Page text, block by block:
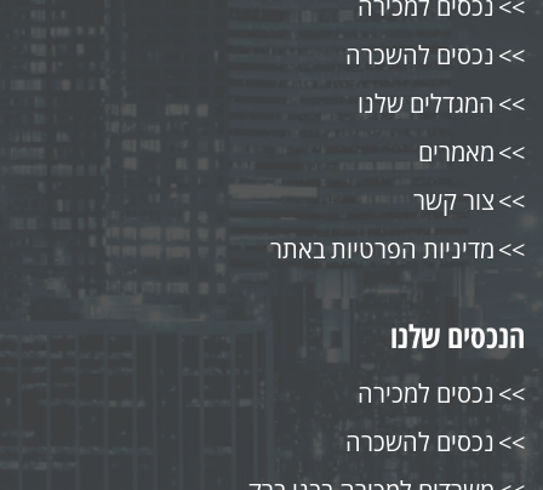
נכסים למכירה
נכסים להשכרה
המגדלים שלנו
מאמרים
צור קשר
מדיניות הפרטיות באתר
הנכסים שלנו
נכסים למכירה
נכסים להשכרה